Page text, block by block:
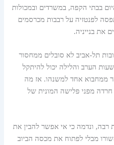
בבתי הקפה, במשרדים ובמכולות
לפנטזיה על רבבות מכרסמים
את בנייניה.
תל-אביב לא סובלים ממחסור
הערב והלילה יכול להיתקל
ממחבוא אחד למשנהו. אז מה
מפני פלישה המונית של
רבה, ונדמה כי אי אפשר להבין את
מבלי לפתוח את מכסה הביוב